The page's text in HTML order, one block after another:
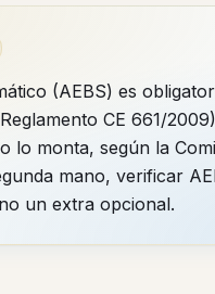
(AEBS) es
CE 661/
lo monta, según la
mano, verificar
un extra opcional.